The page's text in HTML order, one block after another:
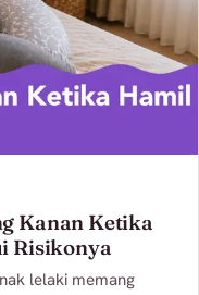
Kanan Ketika
Risikonya
lelaki memang